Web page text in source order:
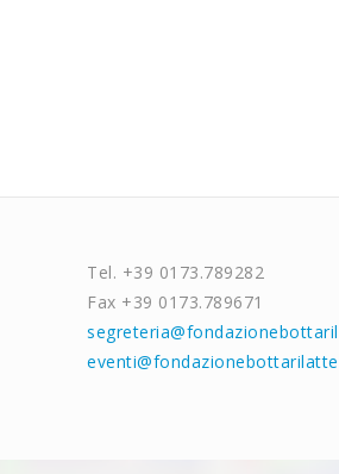
Tel. +39 0173.789282
Fax +39 0173.789671